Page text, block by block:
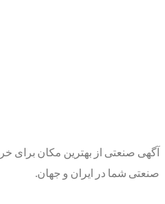
آگهی صنعتی از بهترین مکان
صنعتی شما در ایران و جهان.